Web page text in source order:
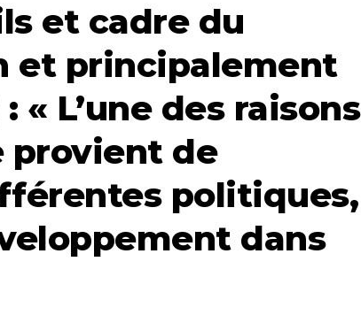
et cadre du
et principalement
« L’une des raisons
provient de
politiques,
dans